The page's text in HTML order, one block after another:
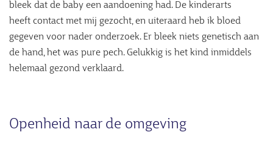
bleek dat de baby een aandoening had. De kinderarts
heeft contact met mij gezocht, en uiteraard heb ik bloed
gegeven voor nader onderzoek. Er bleek niets genetisch aan
de hand, het was pure pech. Gelukkig is het kind inmiddels
helemaal gezond verklaard.
Openheid naar de omgeving